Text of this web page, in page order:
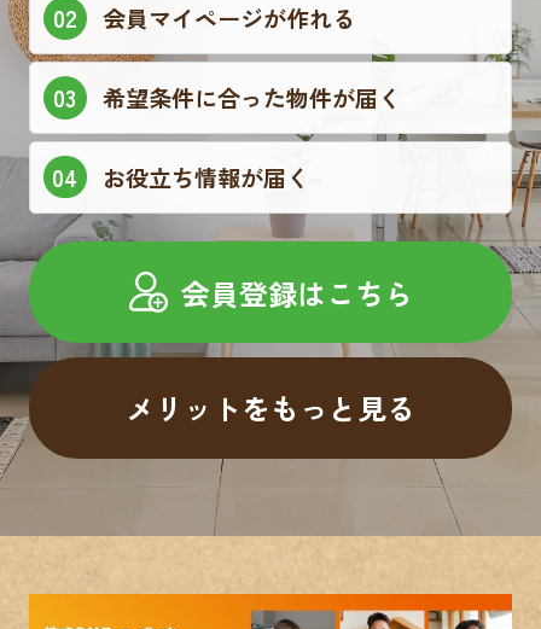
会員マイページが作れる
希望条件に合った物件が届く
お役立ち情報が届く
会員登録はこちら
メリットをもっと見る